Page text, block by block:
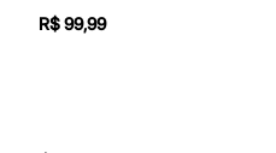
Em alta
R$ 99,99